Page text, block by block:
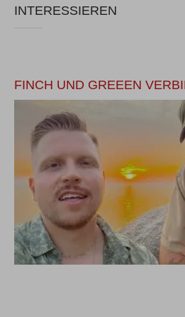
INTERESSIEREN
FINCH UND GREEEN